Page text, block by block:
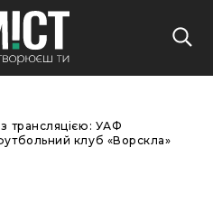
трансляцією: УАФ
клуб «Ворскла»